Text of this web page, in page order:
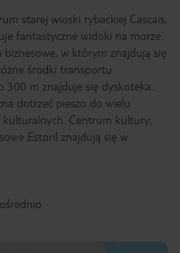
starej wioski rybackiej Cascais,
fantastyczne widoki na morze.
w którym znajdują się
środki transportu
300 m znajduje się dyskoteka.
dotrzeć pieszo do wielu
Centrum kultury,
Estoril znajdują się w